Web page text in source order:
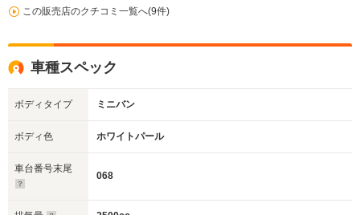
この販売店のクチコミ一覧へ(9件)
車種スペック
ボディタイプ ミニバン
ボディ色 ホワイトパール
車台番号末尾
068